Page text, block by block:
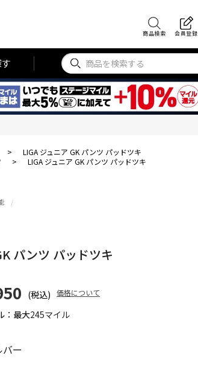
商品検索 会員登録
>
LIGA ジュニア GK パンツ パッドツキ
> LIGA ジュニア GK パンツ パッドツキ
：最大245マイル
パンツ パッドツキ
(税込) 価格について
ー